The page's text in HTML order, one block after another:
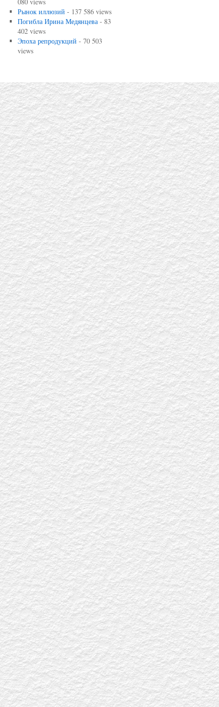
Рынок иллюзий - 137 586 views
Погибла Ирина Медянцева- 83
402 views
Эпоха репродукций - 70 503
views